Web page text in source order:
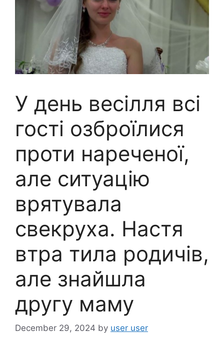
У день весілля всі
гості озброїлися
проти нареченої,
але ситуацію
врятувала
свекруха. Настя
втра тила родичів,
але знайшла
другу маму
December 29, 2024 by user user